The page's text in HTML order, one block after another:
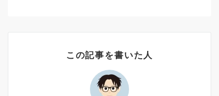
この記事を書いた人